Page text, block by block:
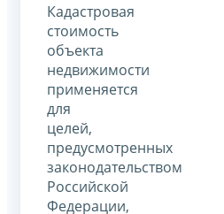
Кадастровая
стоимость
объекта
недвижимости
применяется
для
целей,
предусмотренных
законодательством
Российской
Федерации,